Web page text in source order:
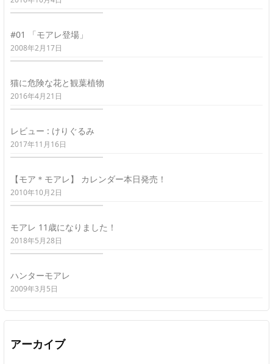
#01 「モアレ登場」
2008年2月17日
猫に危険な花と観葉植物
2016年4月21日
レビュー : けりぐるみ
2017年11月16日
【モア＊モアレ】 カレンダー本日発売！
2010年10月2日
モアレ 11歳になりました！
2018年5月28日
ハンターモアレ
2009年3月5日
アーカイブ